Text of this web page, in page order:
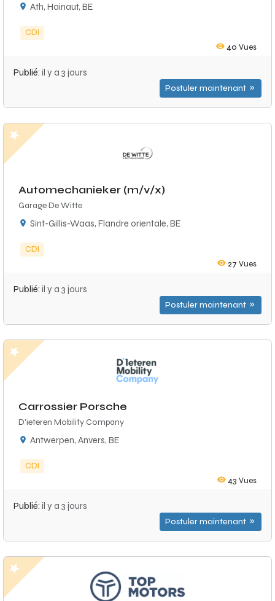
Ath, Hainaut, BE
CDI
40 Vues
Publié: il y a 3 jours
Postuler maintenant
Automechanieker (m/v/x)
Garage De Witte
Sint-Gillis-Waas, Flandre orientale, BE
CDI
27 Vues
Publié: il y a 3 jours
Postuler maintenant
Carrossier Porsche
D'ieteren Mobility Company
Antwerpen, Anvers, BE
CDI
43 Vues
Publié: il y a 3 jours
Postuler maintenant